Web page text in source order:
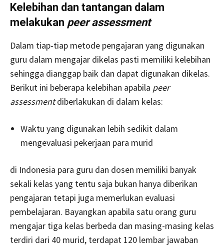
Kelebihan dan tantangan dalam
melakukan peer assessment
Dalam tiap-tiap metode pengajaran yang digunakan
guru dalam mengajar dikelas pasti memiliki kelebihan
sehingga dianggap baik dan dapat digunakan dikelas.
Berikut ini beberapa kelebihan apabila peer
assessmentdiberlakukan di dalam kelas:
Waktu yang digunakan lebih sedikit dalam
mengevaluasi pekerjaan para murid
di Indonesia para guru dan dosen memiliki banyak
sekali kelas yang tentu saja bukan hanya diberikan
pengajaran tetapi juga memerlukan evaluasi
pembelajaran. Bayangkan apabila satu orang guru
mengajar tiga kelas berbeda dan masing-masing kelas
terdiri dari 40 murid, terdapat 120 lembar jawaban